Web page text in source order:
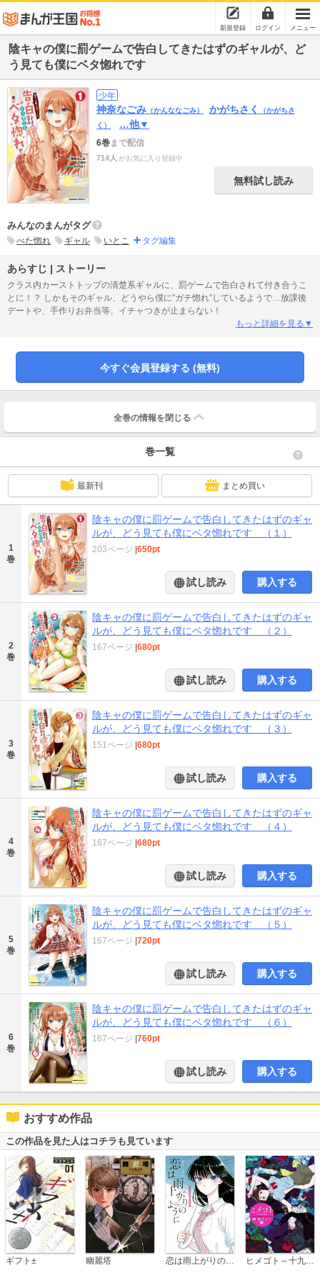
新規登録 ログイン メニュー
陰キャの僕に罰ゲームで告白してきたはずのギャルが、ど
う見ても僕にベタ惚れです
少年
神奈なごみ （かんななごみ） かがちさく
（かがちさ
く）
…他▼
6巻まで配信
714人 がお気に入り登録中
無料試し読み
みんなのまんがタグ
べた惚れ ギャル いとこ タグ編集
あらすじ | ストーリー
クラス内カーストトップの清楚系ギャルに、罰ゲームで告白されて付き合うこ
とに！？ しかもそのギャル、どうやら僕に”ガチ惚れ”しているようで…放課後
デートや、手作りお弁当等、イチャつきが止まらない！
もっと詳細を見る▼
今すぐ会員登録する (無料)
全巻の情報を 閉じる
巻一覧
最新刊 まとめ買い
1
巻
陰キャの僕に罰ゲームで告白してきたはずのギャ
ルが、どう見ても僕にベタ惚れです （１）
203ページ |650pt
試し読み 購入する
2
巻
陰キャの僕に罰ゲームで告白してきたはずのギャ
ルが、どう見ても僕にベタ惚れです （２）
167ページ |680pt
試し読み 購入する
3
巻
陰キャの僕に罰ゲームで告白してきたはずのギャ
ルが、どう見ても僕にベタ惚れです （３）
151ページ |680pt
試し読み 購入する
4
巻
陰キャの僕に罰ゲームで告白してきたはずのギャ
ルが、どう見ても僕にベタ惚れです （４）
167ページ |680pt
試し読み 購入する
5
巻
陰キャの僕に罰ゲームで告白してきたはずのギャ
ルが、どう見ても僕にベタ惚れです （５）
167ページ |720pt
試し読み 購入する
6
巻
陰キャの僕に罰ゲームで告白してきたはずのギャ
ルが、どう見ても僕にベタ惚れです （６）
167ページ |760pt
試し読み 購入する
おすすめ作品
この作品を見た人はコチラも見ています
ギフト± 幽麗塔 ヒメゴト～十九歳の制服～